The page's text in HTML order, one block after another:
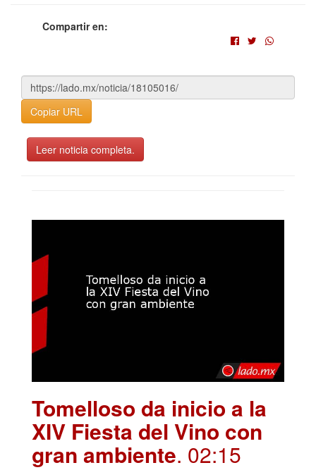
Compartir en:
Copiar URL
Leer noticia completa.
Tomelloso da inicio a la
XIV Fiesta del Vino con
gran ambiente. 02:15